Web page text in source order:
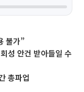
불가”
성 안건 받아들일 수
총파업